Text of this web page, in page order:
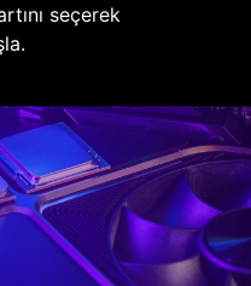
seçerek